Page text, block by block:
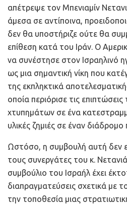
απέτρεψε τον Μπενιαμίν
άμεσα σε αντίποινα,
δεν θα υποστήριζε ούτε θα
επίθεση κατά του Ιράν. Ο
να συνέστησε στον Ισραηλινό
ως μια σημαντική νίκη που
της εκπληκτικά
οποία περιόρισε τις
χτυπημάτων σε ένα
υλικές ζημιές σε έναν
Ωστόσο, η συμβουλή αυτή δεν
τους συνεργάτες του κ.
συμβούλιο του Ισραήλ έχει
διαπραγματεύσεις σχετικά με
την τοποθεσία μιας